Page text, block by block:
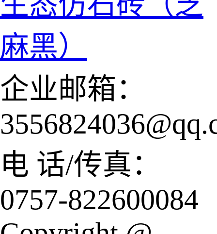
麻黑）
企业邮箱：
电 话/传真：
0757-822600084